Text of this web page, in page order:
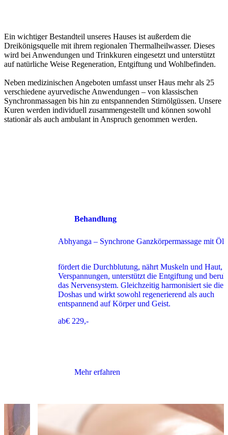
Ein wichtiger Bestandteil unseres Hauses ist außerdem die
Dreikönigsquelle mit ihrem regionalen Thermalheilwasser. Dieses
wird bei Anwendungen und Trinkkuren eingesetzt und unterstützt
auf natürliche Weise Regeneration, Entgiftung und Wohlbefinden.
Neben medizinischen Angeboten umfasst unser Haus mehr als 25
verschiedene ayurvedische Anwendungen – von klassischen
Synchronmassagen bis hin zu entspannenden Stirnölgüssen. Unsere
Kuren werden individuell zusammengestellt und können sowohl
stationär als auch ambulant in Anspruch genommen werden.
Behandlung
Abhyanga – Synchrone Ganzkörpermassage mit Öl
fördert die Durchblutung, nährt Muskeln und Haut, löst
Verspannungen, unterstützt die Entgiftung und beruhigt
das Nervensystem. Gleichzeitig harmonisiert sie die
Doshas und wirkt sowohl regenerierend als auch
entspannend auf Körper und Geist.
Mehr erfahren